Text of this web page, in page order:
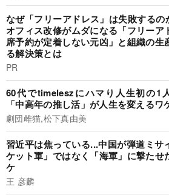
なぜ「フリーアドレス」は失敗するの
オフィス改修がムダになる「フリーア
席予約が定着しない元凶」と組織の生
る解決策とは
PR
60代でtimeleszにハマり人生初の1
「中高年の推し活」が人生を変えるワ
劇団雌猫,松下真由美
習近平は焦っている...中国が弾道ミサ
ケット軍」ではなく「海軍」に撃たせ
ケ
王 彦麟